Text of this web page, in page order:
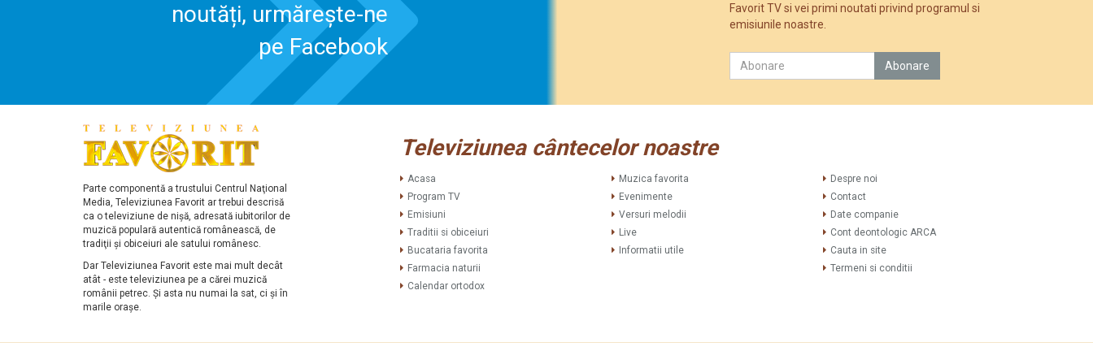
noutăți, urmărește-ne
pe Facebook
Favorit TV si vei primi noutati privind programul si
emisiunile noastre.
Parte componentă a trustului Centrul Naţional
Media, Televiziunea Favorit ar trebui descrisă
ca o televiziune de nişă, adresată iubitorilor de
muzică populară autentică românească, de
tradiţii şi obiceiuri ale satului românesc.
Dar Televiziunea Favorit este mai mult decât
atât - este televiziunea pe a cărei muzică
românii petrec. Şi asta nu numai la sat, ci şi în
marile oraşe.
Televiziunea cântecelor noastre
Acasa
Program TV
Emisiuni
Traditii si obiceiuri
Bucataria favorita
Farmacia naturii
Calendar ortodox
Muzica favorita
Evenimente
Versuri melodii
Live
Informatii utile
Despre noi
Contact
Date companie
Cont deontologic ARCA
Cauta in site
Termeni si conditii